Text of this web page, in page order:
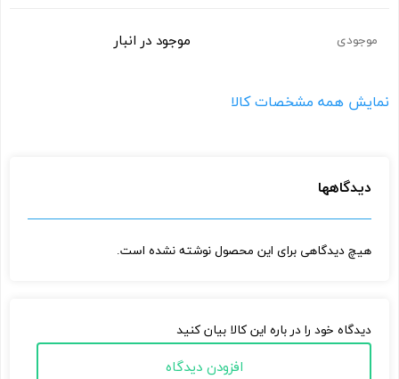
موجودی موجود در انبار
نمایش همه مشخصات کالا
دیدگاه خود را در باره این کالا بیان کنید
افزودن دیدگاه
دیدگاهها
هیچ دیدگاهی برای این محصول نوشته نشده است.